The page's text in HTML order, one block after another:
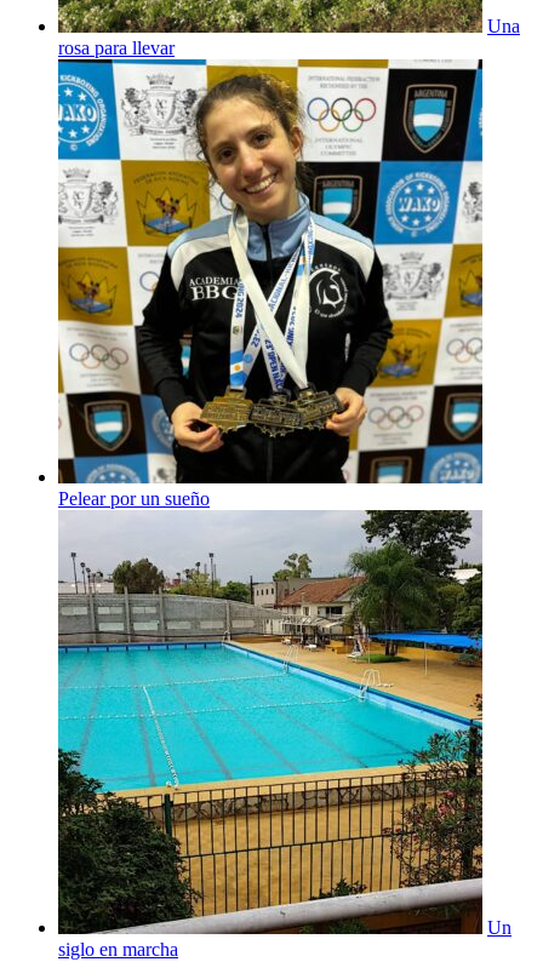
Una
rosa para llevar
Pelear por un sueño
Un
siglo en marcha